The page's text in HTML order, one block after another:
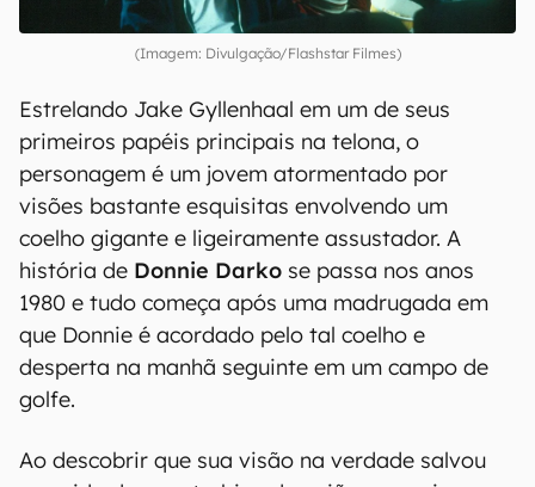
(Imagem: Divulgação/Flashstar Filmes)
Estrelando Jake Gyllenhaal em um de seus
primeiros papéis principais na telona, o
personagem é um jovem atormentado por
visões bastante esquisitas envolvendo um
coelho gigante e ligeiramente assustador. A
história de Donnie Darko se passa nos anos
1980 e tudo começa após uma madrugada em
que Donnie é acordado pelo tal coelho e
desperta na manhã seguinte em um campo de
golfe.
Ao descobrir que sua visão na verdade salvou